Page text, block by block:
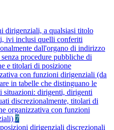
dirigenziali, a qualsiasi titolo
ivi inclusi quelli conferiti
dall'organo di indirizzo
procedure pubbliche di
e titolari di posizione
con funzioni dirigenziali (da
in tabelle che distinguano le
situazioni: dirigenti, dirigenti
discrezionalmente, titolari di
organizzativa con funzioni
7
dirigenziali discrezionali